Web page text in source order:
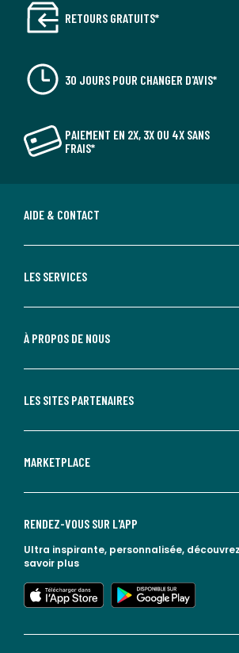
RETOURS GRATUITS*
30 JOURS POUR CHANGER D'AVIS*
PAIEMENT EN 2X, 3X OU 4X SANS
FRAIS*
AIDE & CONTACT
LES SERVICES
À PROPOS DE NOUS
LES SITES PARTENAIRES
MARKETPLACE
RENDEZ-VOUS SUR L'APP
Ultra inspirante, personnalisée,
savoir plus
lien vers l'app store
lien vers google play